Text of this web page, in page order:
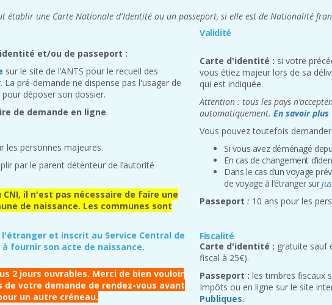
établir une Carte Nationale d'Identité ou un passeport, si elle est de Nationalité
et/ou de passeport :
sur le site de l’ANTS pour le recueil des
pré-demande ne dispense pas l'usager de
déposer son dossier.
de demande en ligne.
les personnes majeures.
par le parent détenteur de l’autorité
il n'est pas nécessaire de faire une
de naissance. Les communes sont
et inscrit au Service Central de
à fournir son acte de naissance.
2 jours ouvrables. Merci de bien vouloir
votre demande de rendez-vous avant
un autre créneau.
Validité
Carte d'identité : si votre
vous étiez majeur lors de sa
qui est indiquée.
Attention : tous les pays
automatiquement. En savoir plus
Vous pouvez toutefois
Si vous avez déménagé
En cas de changement
Dans le cas d’un voyage
de voyage à l’étranger sur
Passeport : 10 ans pour les
Fiscalité
Carte d'identité : gratuite sauf
fiscal à 25€).
Passeport : les timbres fiscaux
Impôts ou en ligne sur le site
Publiques.